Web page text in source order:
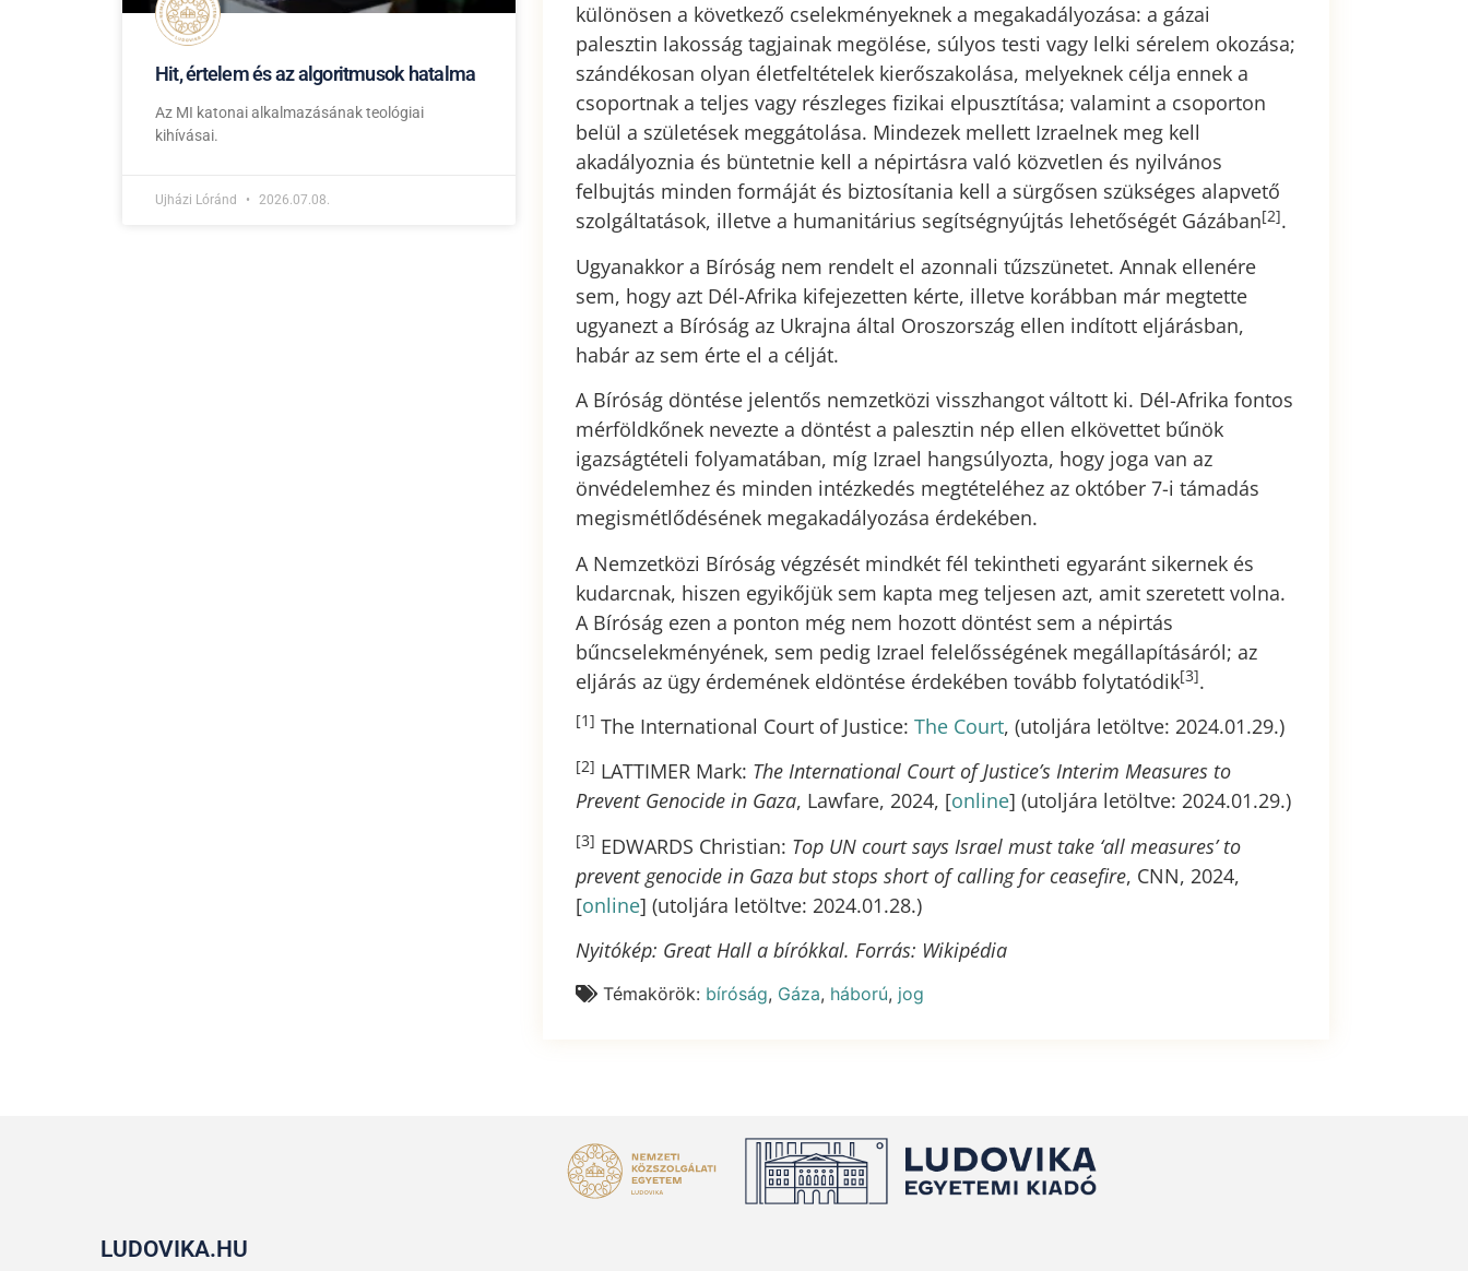
Hit, értelem és az algoritmusok hatalma
Az MI katonai alkalmazásának teológiai
kihívásai.
Ujházi Lóránd 2026.07.08.
különösen a következő cselekményeknek a megakadályozása: a gázai
palesztin lakosság tagjainak megölése, súlyos testi vagy lelki sérelem okozása;
szándékosan olyan életfeltételek kierőszakolása, melyeknek célja ennek a
csoportnak a teljes vagy részleges fizikai elpusztítása; valamint a csoporton
belül a születések meggátolása. Mindezek mellett Izraelnek meg kell
akadályoznia és büntetnie kell a népirtásra való közvetlen és nyilvános
felbujtás minden formáját és biztosítania kell a sürgősen szükséges alapvető
szolgáltatások, illetve a humanitárius segítségnyújtás lehetőségét Gázában[2].
Ugyanakkor a Bíróság nem rendelt el azonnali tűzszünetet. Annak ellenére
sem, hogy azt Dél-Afrika kifejezetten kérte, illetve korábban már megtette
ugyanezt a Bíróság az Ukrajna által Oroszország ellen indított eljárásban,
habár az sem érte el a célját.
A Bíróság döntése jelentős nemzetközi visszhangot váltott ki. Dél-Afrika fontos
mérföldkőnek nevezte a döntést a palesztin nép ellen elkövettet bűnök
igazságtételi folyamatában, míg Izrael hangsúlyozta, hogy joga van az
önvédelemhez és minden intézkedés megtételéhez az október 7-i támadás
megismétlődésének megakadályozása érdekében.
A Nemzetközi Bíróság végzését mindkét fél tekintheti egyaránt sikernek és
kudarcnak, hiszen egyikőjük sem kapta meg teljesen azt, amit szeretett volna.
A Bíróság ezen a ponton még nem hozott döntést sem a népirtás
bűncselekményének, sem pedig Izrael felelősségének megállapításáról; az
eljárás az ügy érdemének eldöntése érdekében tovább folytatódik[3].
[1] The International Court of Justice: The Court, (utoljára letöltve: 2024.01.29.)
[2] LATTIMER Mark: The International Court of Justice’s Interim Measures to
Prevent Genocide in Gaza, Lawfare, 2024, [online] (utoljára letöltve: 2024.01.29.)
[3] EDWARDS Christian: Top UN court says Israel must take ‘all measures’ to
prevent genocide in Gaza but stops short of calling for ceasefire, CNN, 2024,
[online] (utoljára letöltve: 2024.01.28.)
Nyitókép: Great Hall a bírókkal. Forrás: Wikipédia
Témakörök: bíróság, Gáza, háború, jog
LUDOVIKA.HU